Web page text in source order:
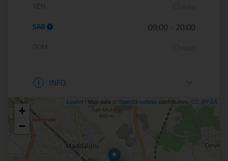
VEN
SAB 09:00 20:00
DOM
Informazioni apertura
INFO
Posizione
+
−
Leaflet | Map data © OpenStreetMap contributors, CC-BY-SA